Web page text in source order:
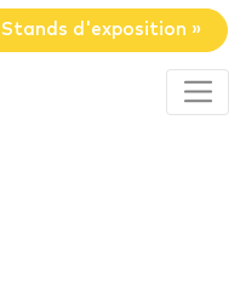
Stands d'exposition »